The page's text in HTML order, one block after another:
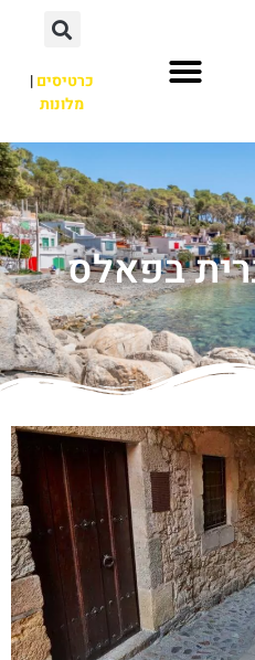
כרטיסים|
מלונות
בפאלס